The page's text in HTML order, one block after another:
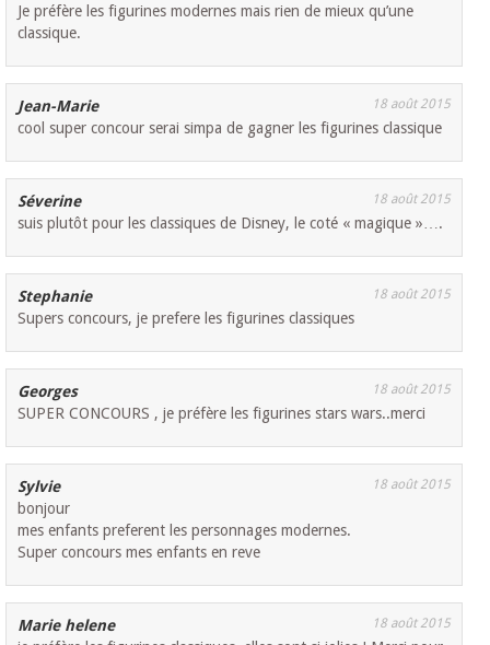
Je préfère les figurines modernes mais rien de mieux qu’une
classique.
Jean-Marie 18 août 2015
cool super concour serai simpa de gagner les figurines classique
Séverine 18 août 2015
suis plutôt pour les classiques de Disney, le coté « magique »….
Stephanie 18 août 2015
Supers concours, je prefere les figurines classiques
Georges 18 août 2015
SUPER CONCOURS , je préfère les figurines stars wars..merci
Sylvie 18 août 2015
bonjour
mes enfants preferent les personnages modernes.
Super concours mes enfants en reve
Marie helene 18 août 2015